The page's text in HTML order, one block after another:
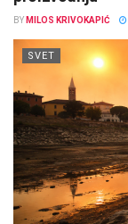
BY MILOS KRIVOKAPIĆ
SVET